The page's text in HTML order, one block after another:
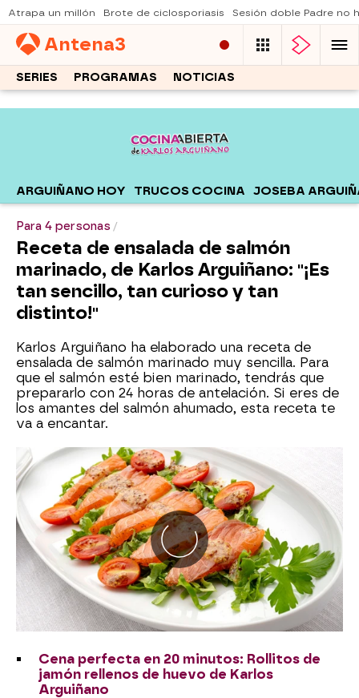
Atrapa un millón Brote de ciclosporiasis Sesión doble Padre no
Antena3
SERIES PROGRAMAS NOTICIAS
ARGUIÑANO HOY TRUCOS COCINA JOSEBA
Para 4 personas
Receta de ensalada de salmón
marinado, de Karlos Arguiñano: "¡Es
tan sencillo, tan curioso y tan
distinto!"
Karlos Arguiñano ha elaborado una receta de
ensalada de salmón marinado muy sencilla. Para
que el salmón esté bien marinado, tendrás que
prepararlo con 24 horas de antelación. Si eres de
los amantes del salmón ahumado, esta receta te
va a encantar.
Cena perfecta en 20 minutos: Rollitos de
jamón rellenos de huevo de Karlos
Arguiñano